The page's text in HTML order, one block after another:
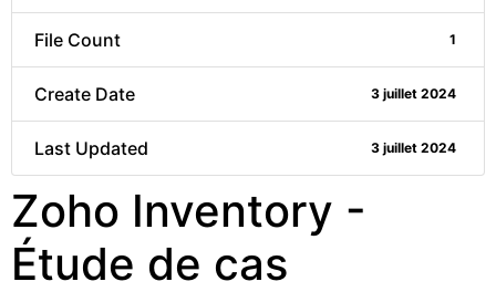
File Count 1
Create Date 3 juillet 2024
Last Updated 3 juillet 2024
Zoho Inventory -
Étude de cas